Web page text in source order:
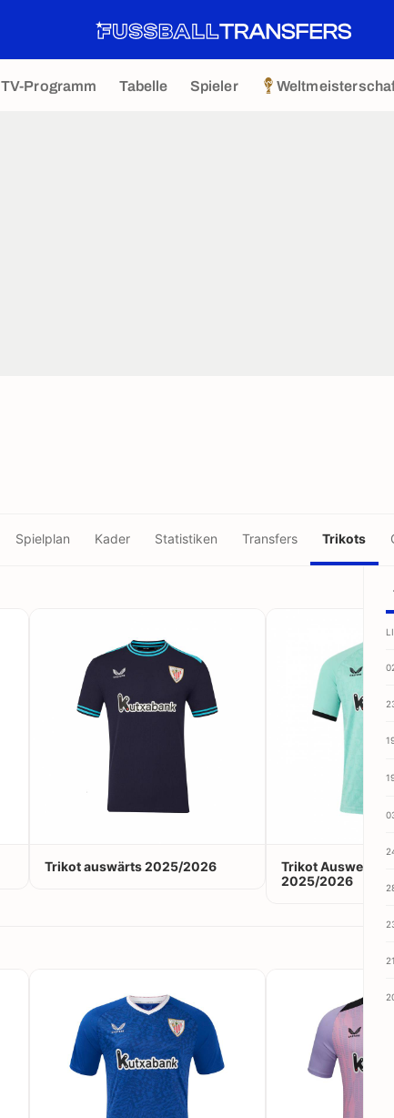
TV-Programm Tabelle Spieler
Spielplan Kader Statistiken Transfers Trikots
Trikot auswärts 2025/2026
Trikot
2025/2026